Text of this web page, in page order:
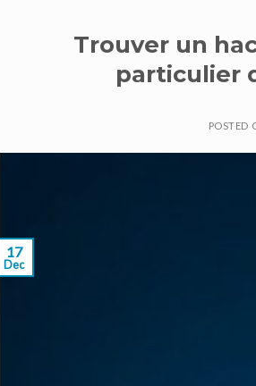
Trouver un
particulier
POSTED
17
Dec